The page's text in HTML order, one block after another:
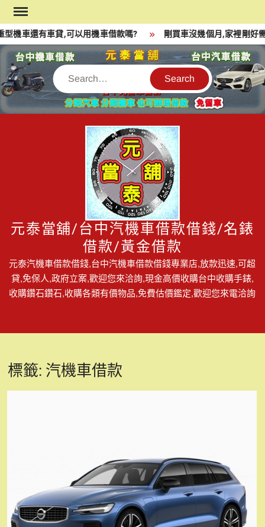
Skip
to
content
機車還有車貸,可以用機車借款嗎? 剛買車沒幾個月,家裡剛好
Search
元泰當舖/台中汽機車借款借錢/名錶
借款/黃金借款
元泰汽機車借款借錢,台中汽機車借款借錢專業店,放款迅速,可超
貸,免保人,政府立案,歡迎您來洽詢,現金高價收購台中收購手錶,
收購鑽石鑽石,收購各類有價物品,免費估價鑑定,歡迎您來電洽詢
標籤: 汽機車借款